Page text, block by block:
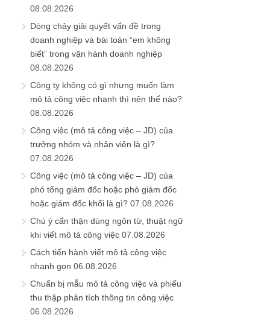
08.08.2026
Dòng chảy giải quyết vấn đề trong
doanh nghiệp và bài toán “em không
biết” trong vận hành doanh nghiệp
08.08.2026
Công ty không có gì nhưng muốn làm
mô tả công việc nhanh thì nên thế nào?
08.08.2026
Công việc (mô tả công việc – JD) của
trưởng nhóm và nhân viên là gì?
07.08.2026
Công việc (mô tả công việc – JD) của
phó tổng giám đốc hoặc phó giám đốc
hoặc giám đốc khối là gì? 07.08.2026
Chú ý cẩn thận dùng ngôn từ, thuật ngữ
khi viết mô tả công việc 07.08.2026
Cách tiến hành viết mô tả công việc
nhanh gọn 06.08.2026
Chuẩn bị mẫu mô tả công việc và phiếu
thu thập phân tích thông tin công việc
06.08.2026